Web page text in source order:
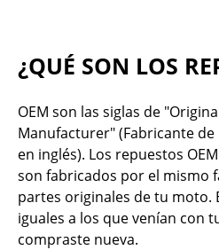
¿QUÉ SON LOS
OEM son las siglas de
Manufacturer" (Fabricante
en inglés). Los repuestos
son fabricados por el mismo
partes originales de tu moto.
iguales a los que venían con
compraste nueva.